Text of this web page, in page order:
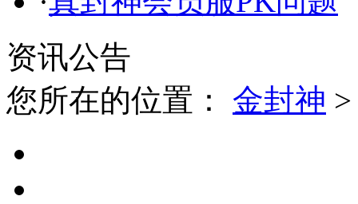
资讯公告
您所在的位置： 金封神